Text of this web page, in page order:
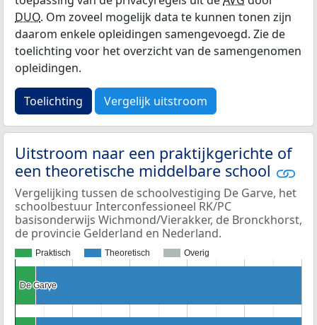
DUO. Om zoveel mogelijk data te kunnen tonen zijn
daarom enkele opleidingen samengevoegd. Zie de
toelichting voor het overzicht van de samengenomen
opleidingen.
Toelichting Vergelijk uitstroom
Uitstroom naar een praktijkgerichte of
een theoretische middelbare school
Vergelijking tussen de schoolvestiging De Garve, het
schoolbestuur Interconfessioneel RK/PC
basisonderwijs Wichmond/Vierakker, de Bronckhorst,
de provincie Gelderland en Nederland.
Praktisch Theoretisch Overig
De Garve
De Garve